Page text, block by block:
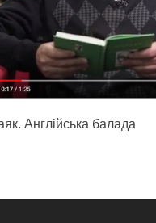
Англійська балада